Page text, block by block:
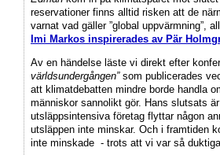
reservationer finns alltid risken att de
varnat vad gäller ”global uppvärmning”,
Imi Markos inspirerades av Pär
Av en händelse läste vi direkt efter
världsundergången”som publicerades
att klimatdebatten mindre borde handla
människor sannolikt gör. Hans slutsats
utsläppsintensiva företag flyttar någon
utsläppen inte minskar. Och i framtiden
inte minskade - trots att vi var så